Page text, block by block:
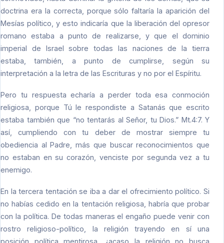
doctrina era la correcta, porque sólo faltaría la aparición del
Mesías político, y esto indicaría que la liberación del opresor
romano estaba a punto de realizarse, y que el dominio
imperial de Israel sobre todas las naciones de la tierra
estaba, también, a punto de cumplirse, según su
interpretación a la letra de las Escrituras y no por el Espíritu.
Pero tu respuesta echaría a perder toda esa conmoción
religiosa, porque Tú le respondiste a Satanás que escrito
estaba también que “no tentarás al Señor, tu Dios.” Mt.4:7. Y
así, cumpliendo con tu deber de mostrar siempre tu
obediencia al Padre, más que buscar reconocimientos que
no estaban en su corazón, venciste por segunda vez a tu
enemigo.
En la tercera tentación se iba a dar el ofrecimiento político. Si
no habías cedido en la tentación religiosa, habría que probar
con la política. De todas maneras el engaño puede venir con
rostro religioso-político, la religión trayendo en sí una